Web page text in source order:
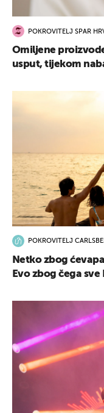
POKROVITELJ SPAR
Omiljene
usput, tijekom
POKROVITELJ
Netko zbog
Evo zbog čega